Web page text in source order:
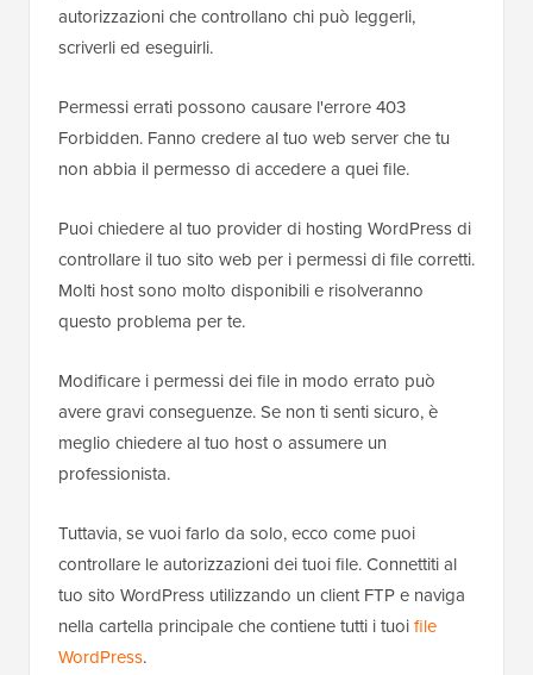
autorizzazioni che controllano chi può leggerli,
scriverli ed eseguirli.
Permessi errati possono causare l'errore 403
Forbidden. Fanno credere al tuo web server che tu
non abbia il permesso di accedere a quei file.
Puoi chiedere al tuo provider di hosting WordPress di
controllare il tuo sito web per i permessi di file corretti.
Molti host sono molto disponibili e risolveranno
questo problema per te.
Modificare i permessi dei file in modo errato può
avere gravi conseguenze. Se non ti senti sicuro, è
meglio chiedere al tuo host o assumere un
professionista.
Tuttavia, se vuoi farlo da solo, ecco come puoi
controllare le autorizzazioni dei tuoi file. Connettiti al
tuo sito WordPress utilizzando un client FTP e naviga
nella cartella principale che contiene tutti i tuoifile
WordPress.